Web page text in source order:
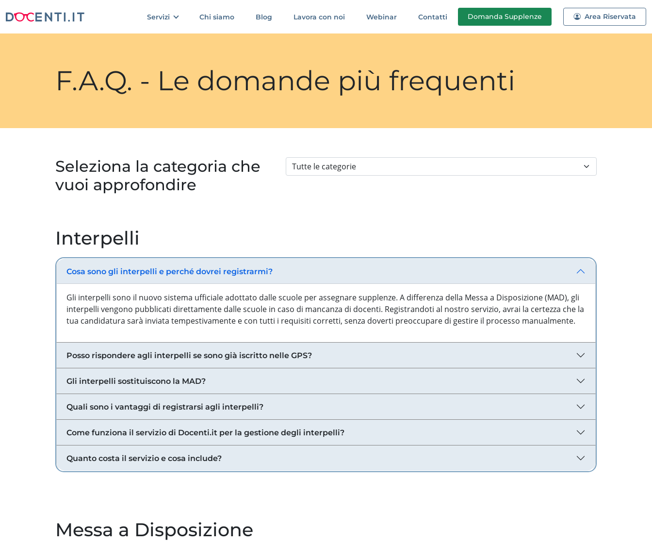
Servizi Chi siamo Blog Lavora con noi Webinar Contatti Domanda Supplenze Area Riservata
F.A.Q. - Le domande più frequenti
Seleziona la categoria che
vuoi approfondire
Interpelli
Cosa sono gli interpelli e perché dovrei registrarmi?
Gli interpelli sono il nuovo sistema ufficiale adottato dalle scuole per assegnare supplenze. A differenza della Messa a Disposizione (MAD), gli
interpelli vengono pubblicati direttamente dalle scuole in caso di mancanza di docenti. Registrandoti al nostro servizio, avrai la certezza che la
tua candidatura sarà inviata tempestivamente e con tutti i requisiti corretti, senza doverti preoccupare di gestire il processo manualmente.
Posso rispondere agli interpelli se sono già iscritto nelle GPS?
Gli interpelli sostituiscono la MAD?
Quali sono i vantaggi di registrarsi agli interpelli?
Come funziona il servizio di Docenti.it per la gestione degli interpelli?
Quanto costa il servizio e cosa include?
Messa a Disposizione